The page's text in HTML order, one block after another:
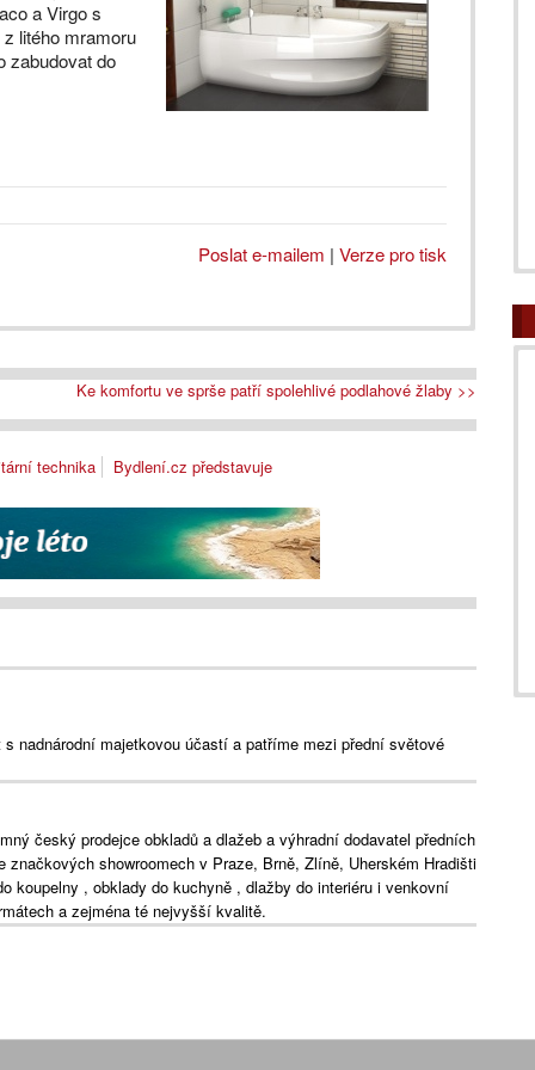
a Virgo s
litého mramoru
zabudovat do
Poslat e-mailem | Verze pro tisk
Ke komfortu ve sprše patří spolehlivé podlahové žlaby >>
technika Bydlení.cz představuje
nadnárodní majetkovou účastí a patříme mezi přední světové
český prodejce obkladů a dlažeb a výhradní dodavatel předních
showroomech v Praze, Brně, Zlíně, Uherském Hradišti
koupelny , obklady do kuchyně , dlažby do interiéru i venkovní
a zejména té nejvyšší kvalitě.